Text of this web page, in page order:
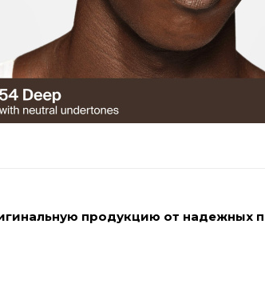
продукцию от надежных